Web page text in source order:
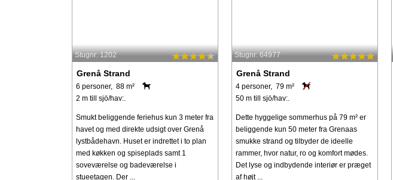
Stugnr: 1202
Grenå Strand
6 personer, 88 m²
2 m till sjö/hav:.
Smukt beliggende feriehus kun 3 meter fra
havet og med direkte udsigt over Grenå
lystbådehavn. Huset er indrettet i to plan
med køkken og spiseplads samt 1
soveværelse og badeværelse i
stueetagen. Der ...
Stugnr: 64977
Grenå Strand
4 personer, 79 m²
50 m till sjö/hav:.
Dette hyggelige sommerhus på 79 m² er
beliggende kun 50 meter fra Grenaas
smukke strand og tilbyder de ideelle
rammer, hvor natur, ro og komfort mødes.
Det lyse og indbydende interiør er præget
af højt ...